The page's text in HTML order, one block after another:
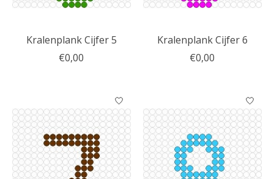
Kralenplank Cijfer 5
€0,00
Kralenplank Cijfer 6
€0,00